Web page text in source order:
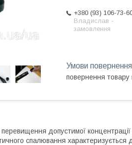
+380 (93) 106-73-
Владислав -
замовлення
повернення товару
допустимої концентрації
спалювання